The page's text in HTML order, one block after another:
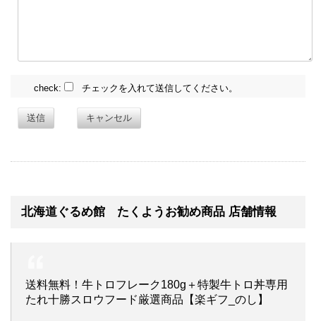
check: チェックを入れて送信してください。
送信 キャンセル
北海道ぐるめ館 たくようお勧め商品 店舗情報
送料無料！牛トロフレーク180g＋特製牛トロ丼専用
たれ十勝スロウフード厳選商品【楽ギフ_のし】